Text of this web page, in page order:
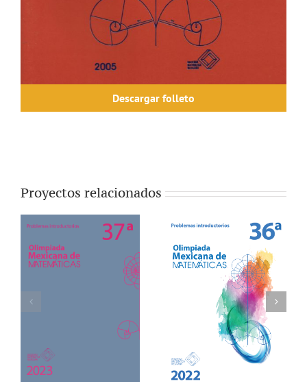
Descargar folleto
Proyectos relacionados